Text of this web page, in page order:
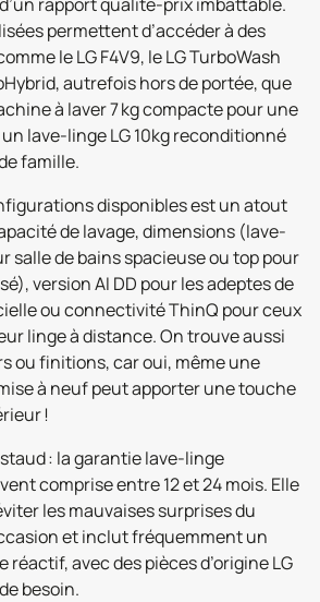
permettent d’accéder à des
le LG F4V9, le LG TurboWash
autrefois hors de portée, que
à laver 7 kg compacte pour une
lave-linge LG 10kg reconditionné
famille.
disponibles est un atout
de lavage, dimensions (lave-
salle de bains spacieuse ou top pour
version AI DD pour les adeptes de
ou connectivité ThinQ pour ceux
linge à distance. On trouve aussi
ou finitions, car oui, même une
à neuf peut apporter une touche
!
: la garantie lave-linge
comprise entre 12 et 24 mois. Elle
les mauvaises surprises du
et inclut fréquemment un
avec des pièces d’origine LG
besoin.